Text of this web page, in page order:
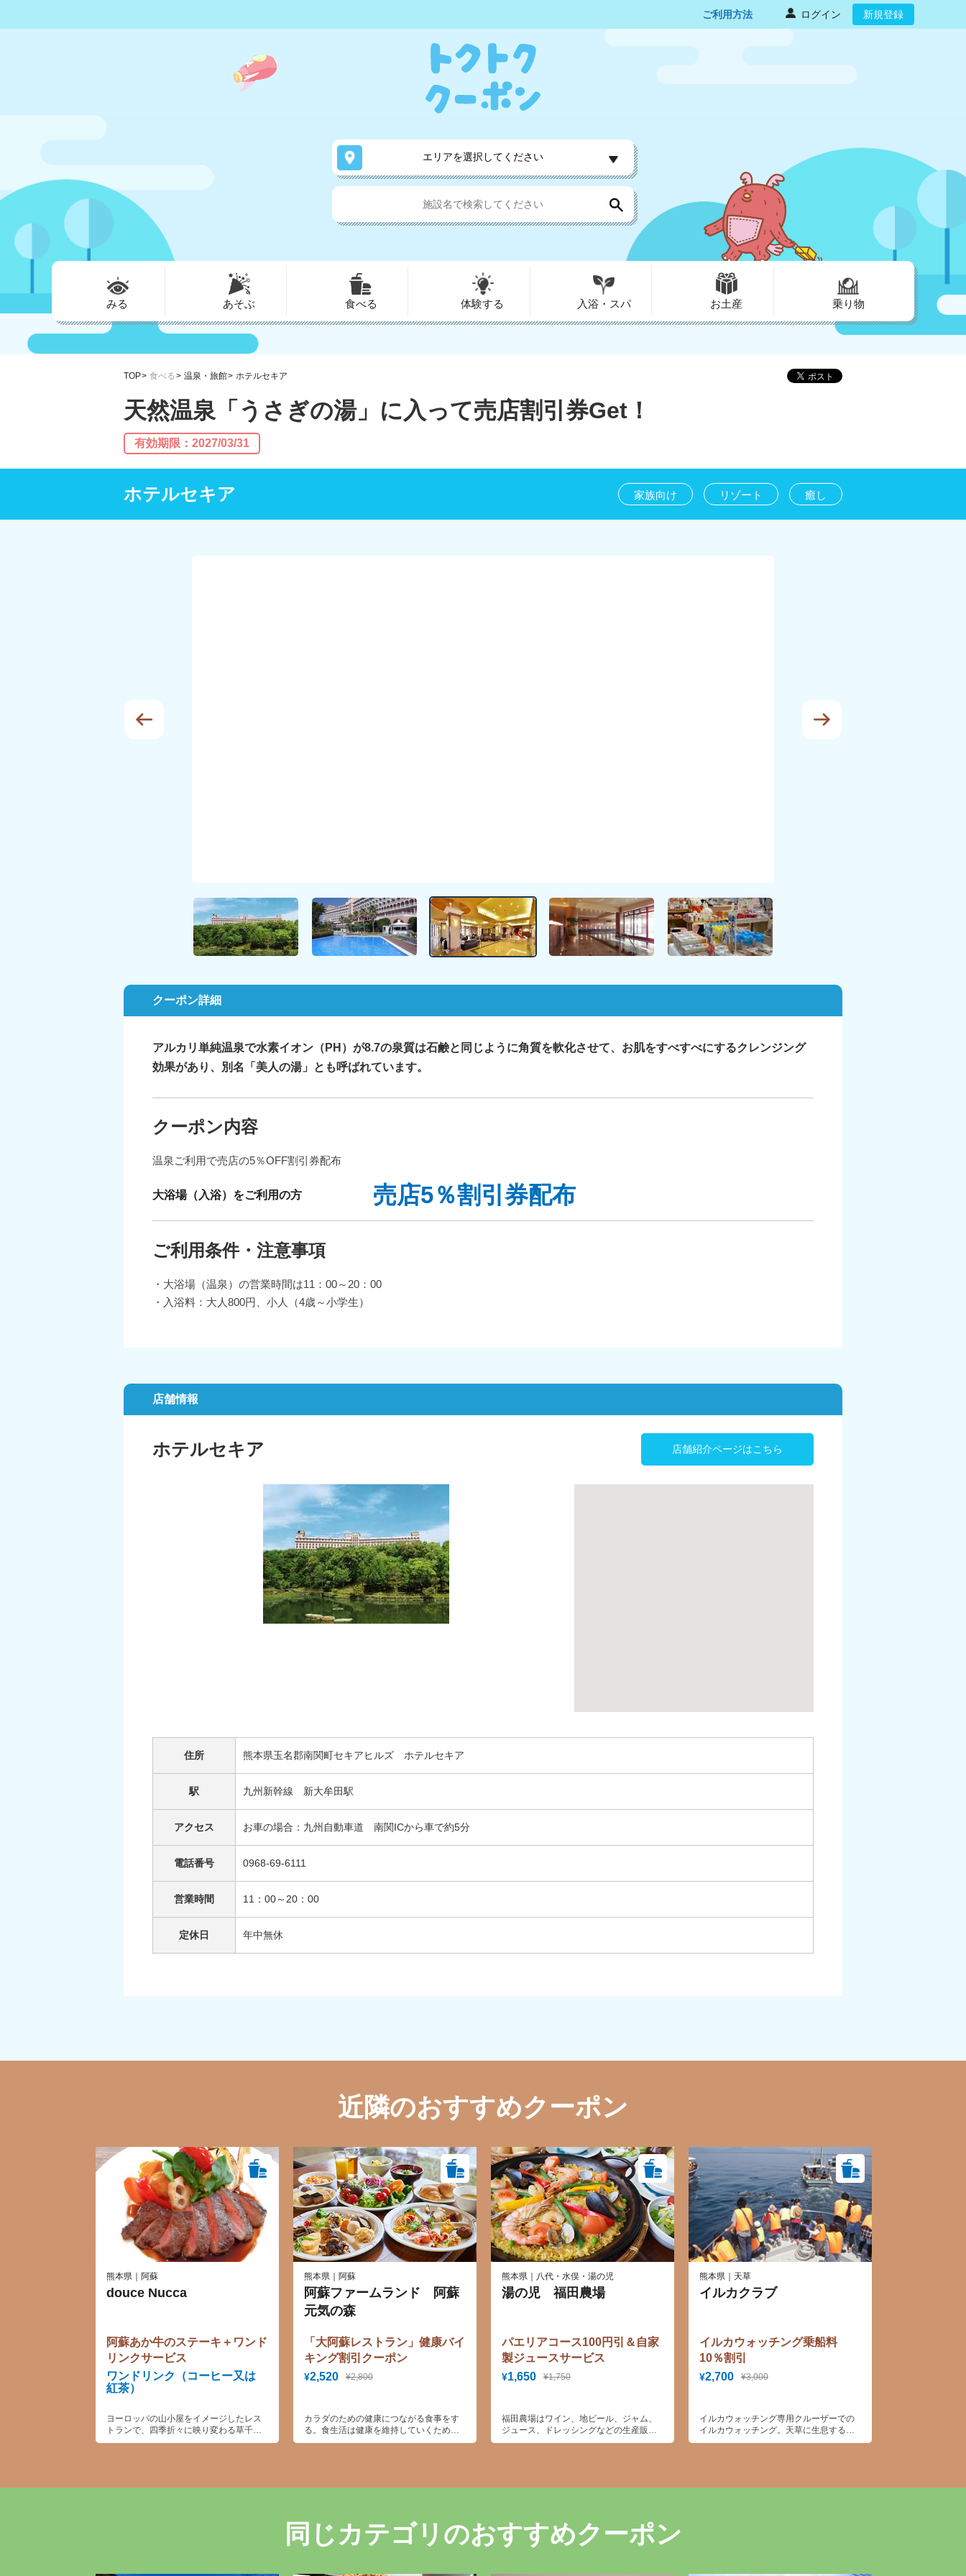
ご利用方法 ログイン 新規登録
エリアを選択してください
みる あそぶ 食べる 体験する 入浴・スパ お土産 乗り物
TOP 食べる 温泉・旅館 ホテルセキア
天然温泉「うさぎの湯」に入って売店割引券Get！
有効期限：2027/03/31
ホテルセキア 家族向け リゾート 癒し
クーポン詳細
アルカリ単純温泉で水素イオン（PH）が8.7の泉質は石鹸と同じように角質を軟化させて、お肌をすべすべにするクレンジング
効果があり、別名「美人の湯」とも呼ばれています。
クーポン内容
温泉ご利用で売店の5％OFF割引券配布
大浴場（入浴）をご利用の方 売店5％割引券配布
ご利用条件・注意事項
・大浴場（温泉）の営業時間は11：00～20：00
・入浴料：大人800円、小人（4歳～小学生）
店舗情報
ホテルセキア 店舗紹介ページはこちら
住所 熊本県玉名郡南関町セキアヒルズ ホテルセキア
駅 九州新幹線 新大牟田駅
アクセス お車の場合：九州自動車道 南関ICから車で約5分
電話番号 0968-69-6111
営業時間 11：00～20：00
定休日 年中無休
近隣のおすすめクーポン
熊本県｜阿蘇
douce Nucca
阿蘇あか牛のステーキ＋ワンド
リンクサービス
ワンドリンク（コーヒー又は
紅茶）
ヨーロッパの山小屋をイメージしたレス
トランで、四季折々に映り変わる草千里
の景色に癒され、肉質は赤みが多く、う
テーキをご賞味下さい。
熊本県｜阿蘇
阿蘇ファームランド 阿蘇
元気の森
「大阿蘇レストラン」健康バイ
キング割引クーポン
¥2,520 ¥2,800
カラダのための健康につながる食事をす
る。食生活は健康を維持していくために
とても大切なことです。 管理栄養士が徹
の景色を見ながらバイキングはいかがで
熊本県｜八代・水俣・湯の児
湯の児 福田農場
パエリアコース100円引＆自家
製ジュースサービス
¥1,650 ¥1,750
福田農場はワイン、地ビール、ジャム、
ジュース、ドレッシングなどの生産販売
所です。スペインを思わせるテーマパー
熊本県｜天草
イルカクラブ
イルカウォッチング乗船料
10％割引
¥2,700 ¥3,000
イルカウォッチング専用クルーザーでの
イルカウォッチング。天草に生息するミ
ナミバンドウイルカ、通詞島（つうじじ
長年の経験から“９５％以上の確率”でイル
同じカテゴリのおすすめクーポン